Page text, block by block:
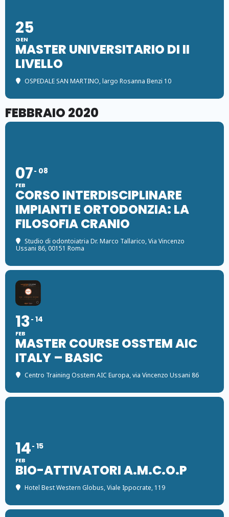
25
GEN
MASTER UNIVERSITARIO DI II
LIVELLO
OSPEDALE SAN MARTINO, largo Rosanna Benzi 10
FEBBRAIO 2020
07
FEB
08
CORSO INTERDISCIPLINARE
IMPIANTI E ORTODONZIA: LA
FILOSOFIA CRANIO
Studio di odontoiatria Dr. Marco Tallarico, Via Vincenzo
Ussani 86, 00151 Roma
13
FEB
14
MASTER COURSE OSSTEM AIC
ITALY – BASIC
Centro Training Osstem AIC Europa, via Vincenzo Ussani 86
14
FEB
15
BIO-ATTIVATORI A.M.C.O.P
Hotel Best Western Globus, Viale Ippocrate, 119